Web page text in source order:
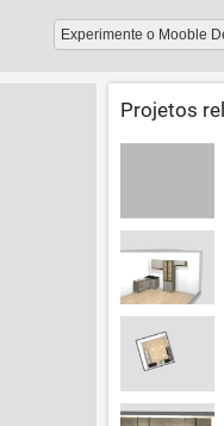
Experimente o Mooble
Projetos